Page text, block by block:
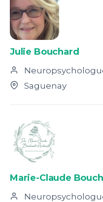
Julie Bouchard
Saguenay
Marie-Claude